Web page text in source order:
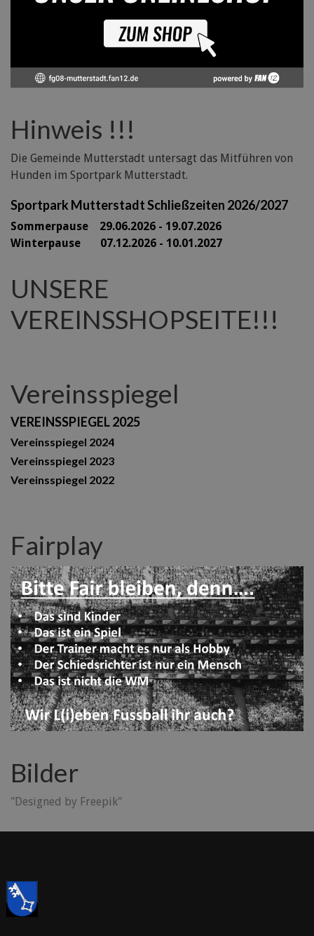
Hinweis !!!
Die Gemeinde Mutterstadt untersagt das Mitführen von
Hunden im Sportpark Mutterstadt.
Sportpark Mutterstadt Schließzeiten 2026/2027
Sommerpause 29.06.2026 - 19.07.2026
Winterpause 07.12.2026 - 10.01.2027
UNSERE
VEREINSSHOPSEITE!!!
Vereinsspiegel
VEREINSSPIEGEL 2025
Vereinsspiegel 2024
Vereinsspiegel 2023
Vereinsspiegel 2022
Fairplay
Bilder
"Designed by Freepik"